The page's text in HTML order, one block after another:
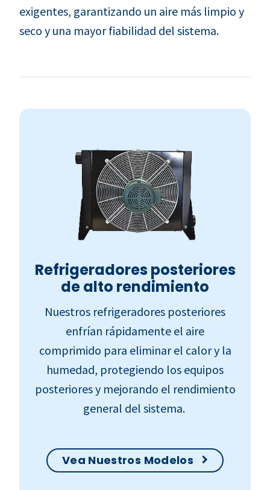
exigentes, garantizando un aire más limpio y
seco y una mayor fiabilidad del sistema.
Refrigeradores posteriores
de alto rendimiento
Nuestros refrigeradores posteriores
enfrían rápidamente el aire
comprimido para eliminar el calor y la
humedad, protegiendo los equipos
posteriores y mejorando el rendimiento
general del sistema.
Vea Nuestros Modelos